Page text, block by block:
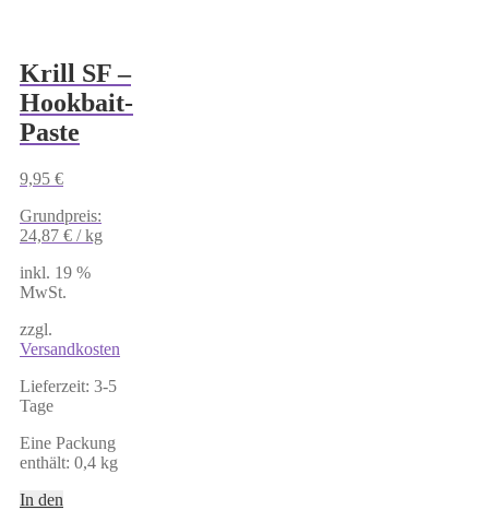
Krill SF –
Hookbait-
Paste
9,95 €
Grundpreis:
24,87 € /kg
inkl. 19 %
MwSt.
zzgl.
Versandkosten
Lieferzeit: 3-5
Tage
Eine Packung
enthält: 0,4 kg
In den